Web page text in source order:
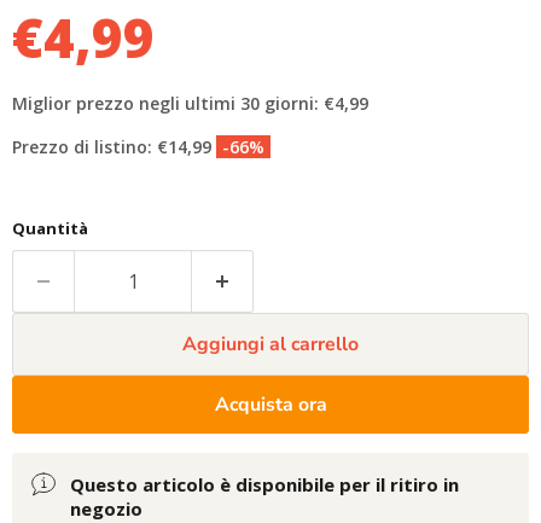
€4,99
Miglior prezzo negli ultimi 30 giorni: €4,99
Prezzo di listino: €14,99 -66%
Quantità
Aggiungi al carrello
Acquista ora
Questo articolo è disponibile per il ritiro in
negozio